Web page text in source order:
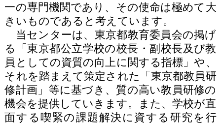
一の専門機関であり、その使命は極めて大
きいものであると考えています。
当センターは、東京都教育委員会の掲げ
る「東京都公立学校の校長・副校長及び教
員としての資質の向上に関する指標」や、
それを踏まえて策定された「東京都教員研
修計画」等に基づき、質の高い教員研修の
機会を提供していきます。また、学校が直
面する喫緊の課題解決に資する研究を行